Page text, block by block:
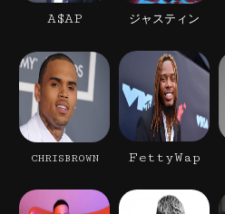
A$AP ジャスティン
CHRISBROWN FettyWap